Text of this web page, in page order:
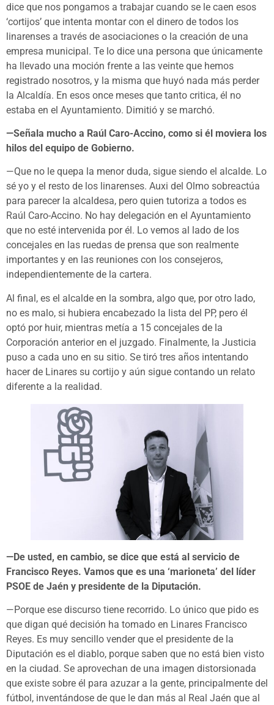
dice que nos pongamos a trabajar cuando se le caen esos
‘cortijos’ que intenta montar con el dinero de todos los
linarenses a través de asociaciones o la creación de una
empresa municipal. Te lo dice una persona que únicamente
ha llevado una moción frente a las veinte que hemos
registrado nosotros, y la misma que huyó nada más perder
la Alcaldía. En esos once meses que tanto critica, él no
estaba en el Ayuntamiento. Dimitió y se marchó.
—Señala mucho a Raúl Caro-Accino, como si él moviera los
hilos del equipo de Gobierno.
—Que no le quepa la menor duda, sigue siendo el alcalde. Lo
sé yo y el resto de los linarenses. Auxi del Olmo sobreactúa
para parecer la alcaldesa, pero quien tutoriza a todos es
Raúl Caro-Accino. No hay delegación en el Ayuntamiento
que no esté intervenida por él. Lo vemos al lado de los
concejales en las ruedas de prensa que son realmente
importantes y en las reuniones con los consejeros,
independientemente de la cartera.
Al final, es el alcalde en la sombra, algo que, por otro lado,
no es malo, si hubiera encabezado la lista del PP, pero él
optó por huir, mientras metía a 15 concejales de la
Corporación anterior en el juzgado. Finalmente, la Justicia
puso a cada uno en su sitio. Se tiró tres años intentando
hacer de Linares su cortijo y aún sigue contando un relato
diferente a la realidad.
—De usted, en cambio, se dice que está al servicio de
Francisco Reyes. Vamos que es una ‘marioneta’ del líder
PSOE de Jaén y presidente de la Diputación.
—Porque ese discurso tiene recorrido. Lo único que pido es
que digan qué decisión ha tomado en Linares Francisco
Reyes. Es muy sencillo vender que el presidente de la
Diputación es el diablo, porque saben que no está bien visto
en la ciudad. Se aprovechan de una imagen distorsionada
que existe sobre él para azuzar a la gente, principalmente del
fútbol, inventándose de que le dan más al Real Jaén que al